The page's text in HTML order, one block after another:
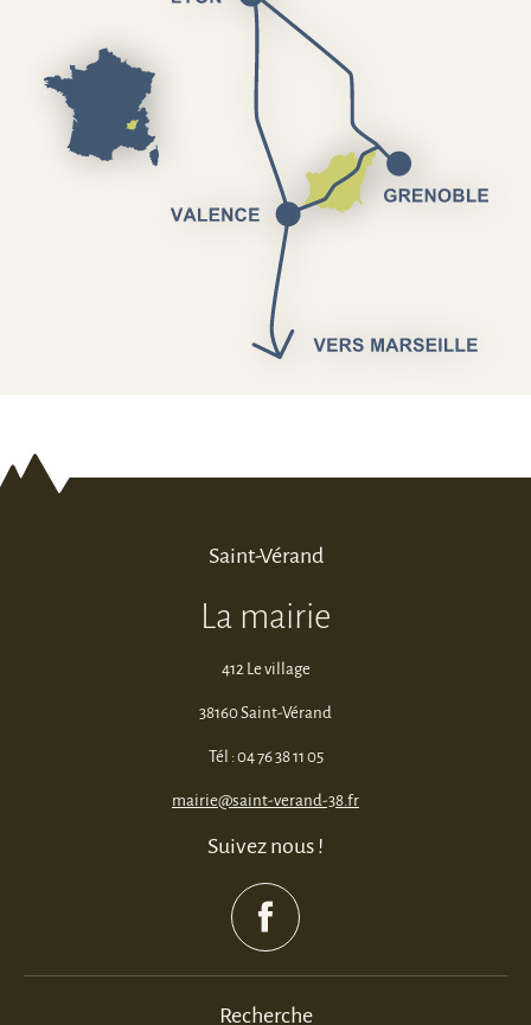
Saint-Vérand
La mairie
412 Le village
38160 Saint-Vérand
Tél : 04 76 38 11 05
mairie@saint-verand-38.fr
Suivez nous !
Recherche